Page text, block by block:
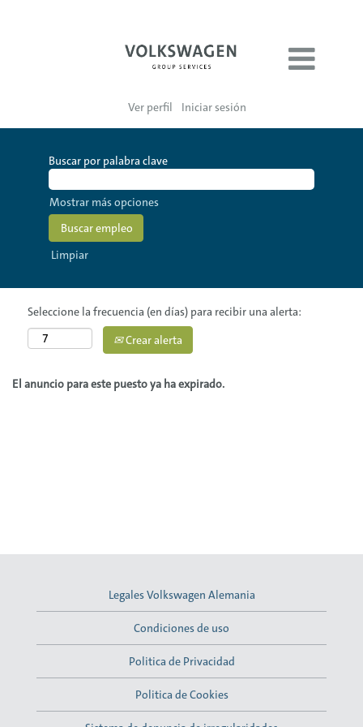
Ver perfil Iniciar sesión
Buscar por palabra clave
Mostrar más opciones
Limpiar
Seleccione la frecuencia (en días) para recibir una alerta:
Crear alerta
El anuncio para este puesto ya ha expirado.
Legales Volkswagen Alemania
Condiciones de uso
Politica de Privacidad
Politica de Cookies